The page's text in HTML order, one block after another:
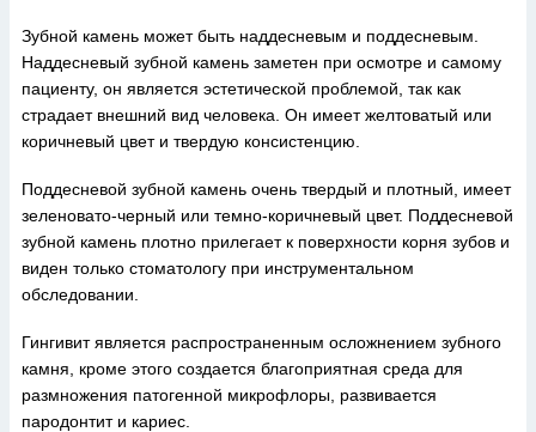
Зубной камень может быть наддесневым и поддесневым.
Наддесневый зубной камень заметен при осмотре и самому
пациенту, он является эстетической проблемой, так как
страдает внешний вид человека. Он имеет желтоватый или
коричневый цвет и твердую консистенцию.
Поддесневой зубной камень очень твердый и плотный, имеет
зеленовато-черный или темно-коричневый цвет. Поддесневой
зубной камень плотно прилегает к поверхности корня зубов и
виден только стоматологу при инструментальном
обследовании.
Гингивит является распространенным осложнением зубного
камня, кроме этого создается благоприятная среда для
размножения патогенной микрофлоры, развивается
пародонтит и кариес.